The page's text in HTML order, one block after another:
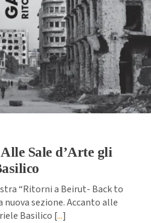
Sale d’Arte gli
“Ritorni a Beirut- Back to
nuova sezione. Accanto alle
Basilico [...]